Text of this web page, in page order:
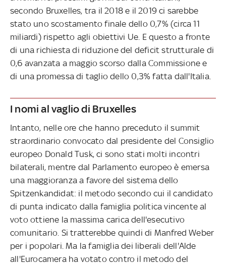
secondo Bruxelles, tra il 2018 e il 2019 ci sarebbe
stato uno scostamento finale dello 0,7% (circa 11
miliardi) rispetto agli obiettivi Ue. E questo a fronte
di una richiesta di riduzione del deficit strutturale di
0,6 avanzata a maggio scorso dalla Commissione e
di una promessa di taglio dello 0,3% fatta dall'Italia.
I nomi al vaglio di Bruxelles
Intanto, nelle ore che hanno preceduto il summit
straordinario convocato dal presidente del Consiglio
europeo Donald Tusk, ci sono stati molti incontri
bilaterali, mentre dal Parlamento europeo è emersa
una maggioranza a favore del sistema dello
Spitzenkandidat: il metodo secondo cui il candidato
di punta indicato dalla famiglia politica vincente al
voto ottiene la massima carica dell'esecutivo
comunitario. Si tratterebbe quindi di Manfred Weber
per i popolari. Ma la famiglia dei liberali dell'Alde
all'Eurocamera ha votato contro il metodo del